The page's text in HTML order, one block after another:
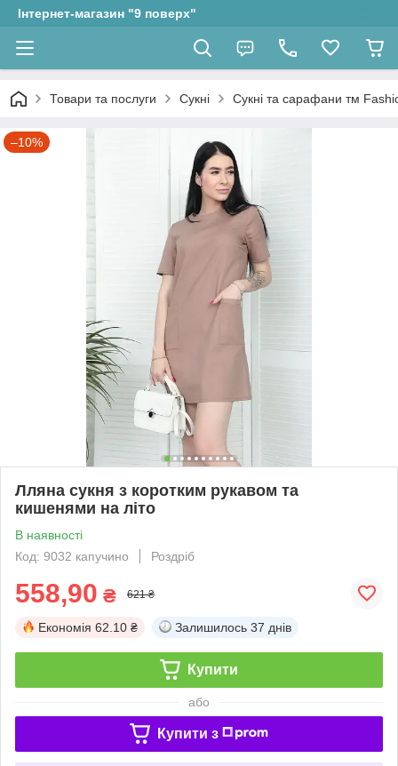
Інтернет-магазин "9 поверх"
Товари та послуги Сукні Сукні та сарафани тм
–10%
Лляна сукня з коротким рукавом та
кишенями на літо
В наявності
Код: 9032 капучино
Роздріб
558,90 ₴ 621 ₴
Економія 62.10 ₴ Залишилось 37 днів
Купити
або
Купити з